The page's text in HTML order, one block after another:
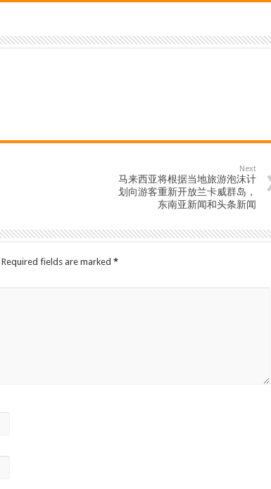
Next
马来西亚将根据当地旅游泡沫计
划向游客重新开放兰卡威群岛，
东南亚新闻和头条新闻
Required fields are marked *